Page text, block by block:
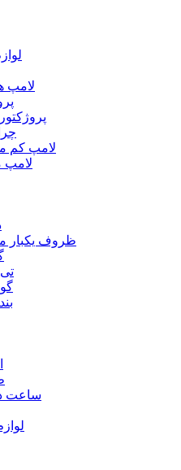
لامپ
لامپ کم
لامپ
ظروف یکبار
ساعت